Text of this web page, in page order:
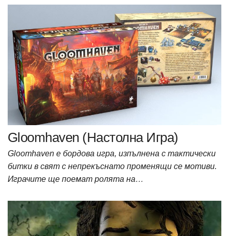
Gloomhaven (Настолна Игра)
Gloomhaven е бордова игра, изпълнена с тактически
битки в свят с непрекъснато променящи се мотиви.
Играчите ще поемат ролята на…